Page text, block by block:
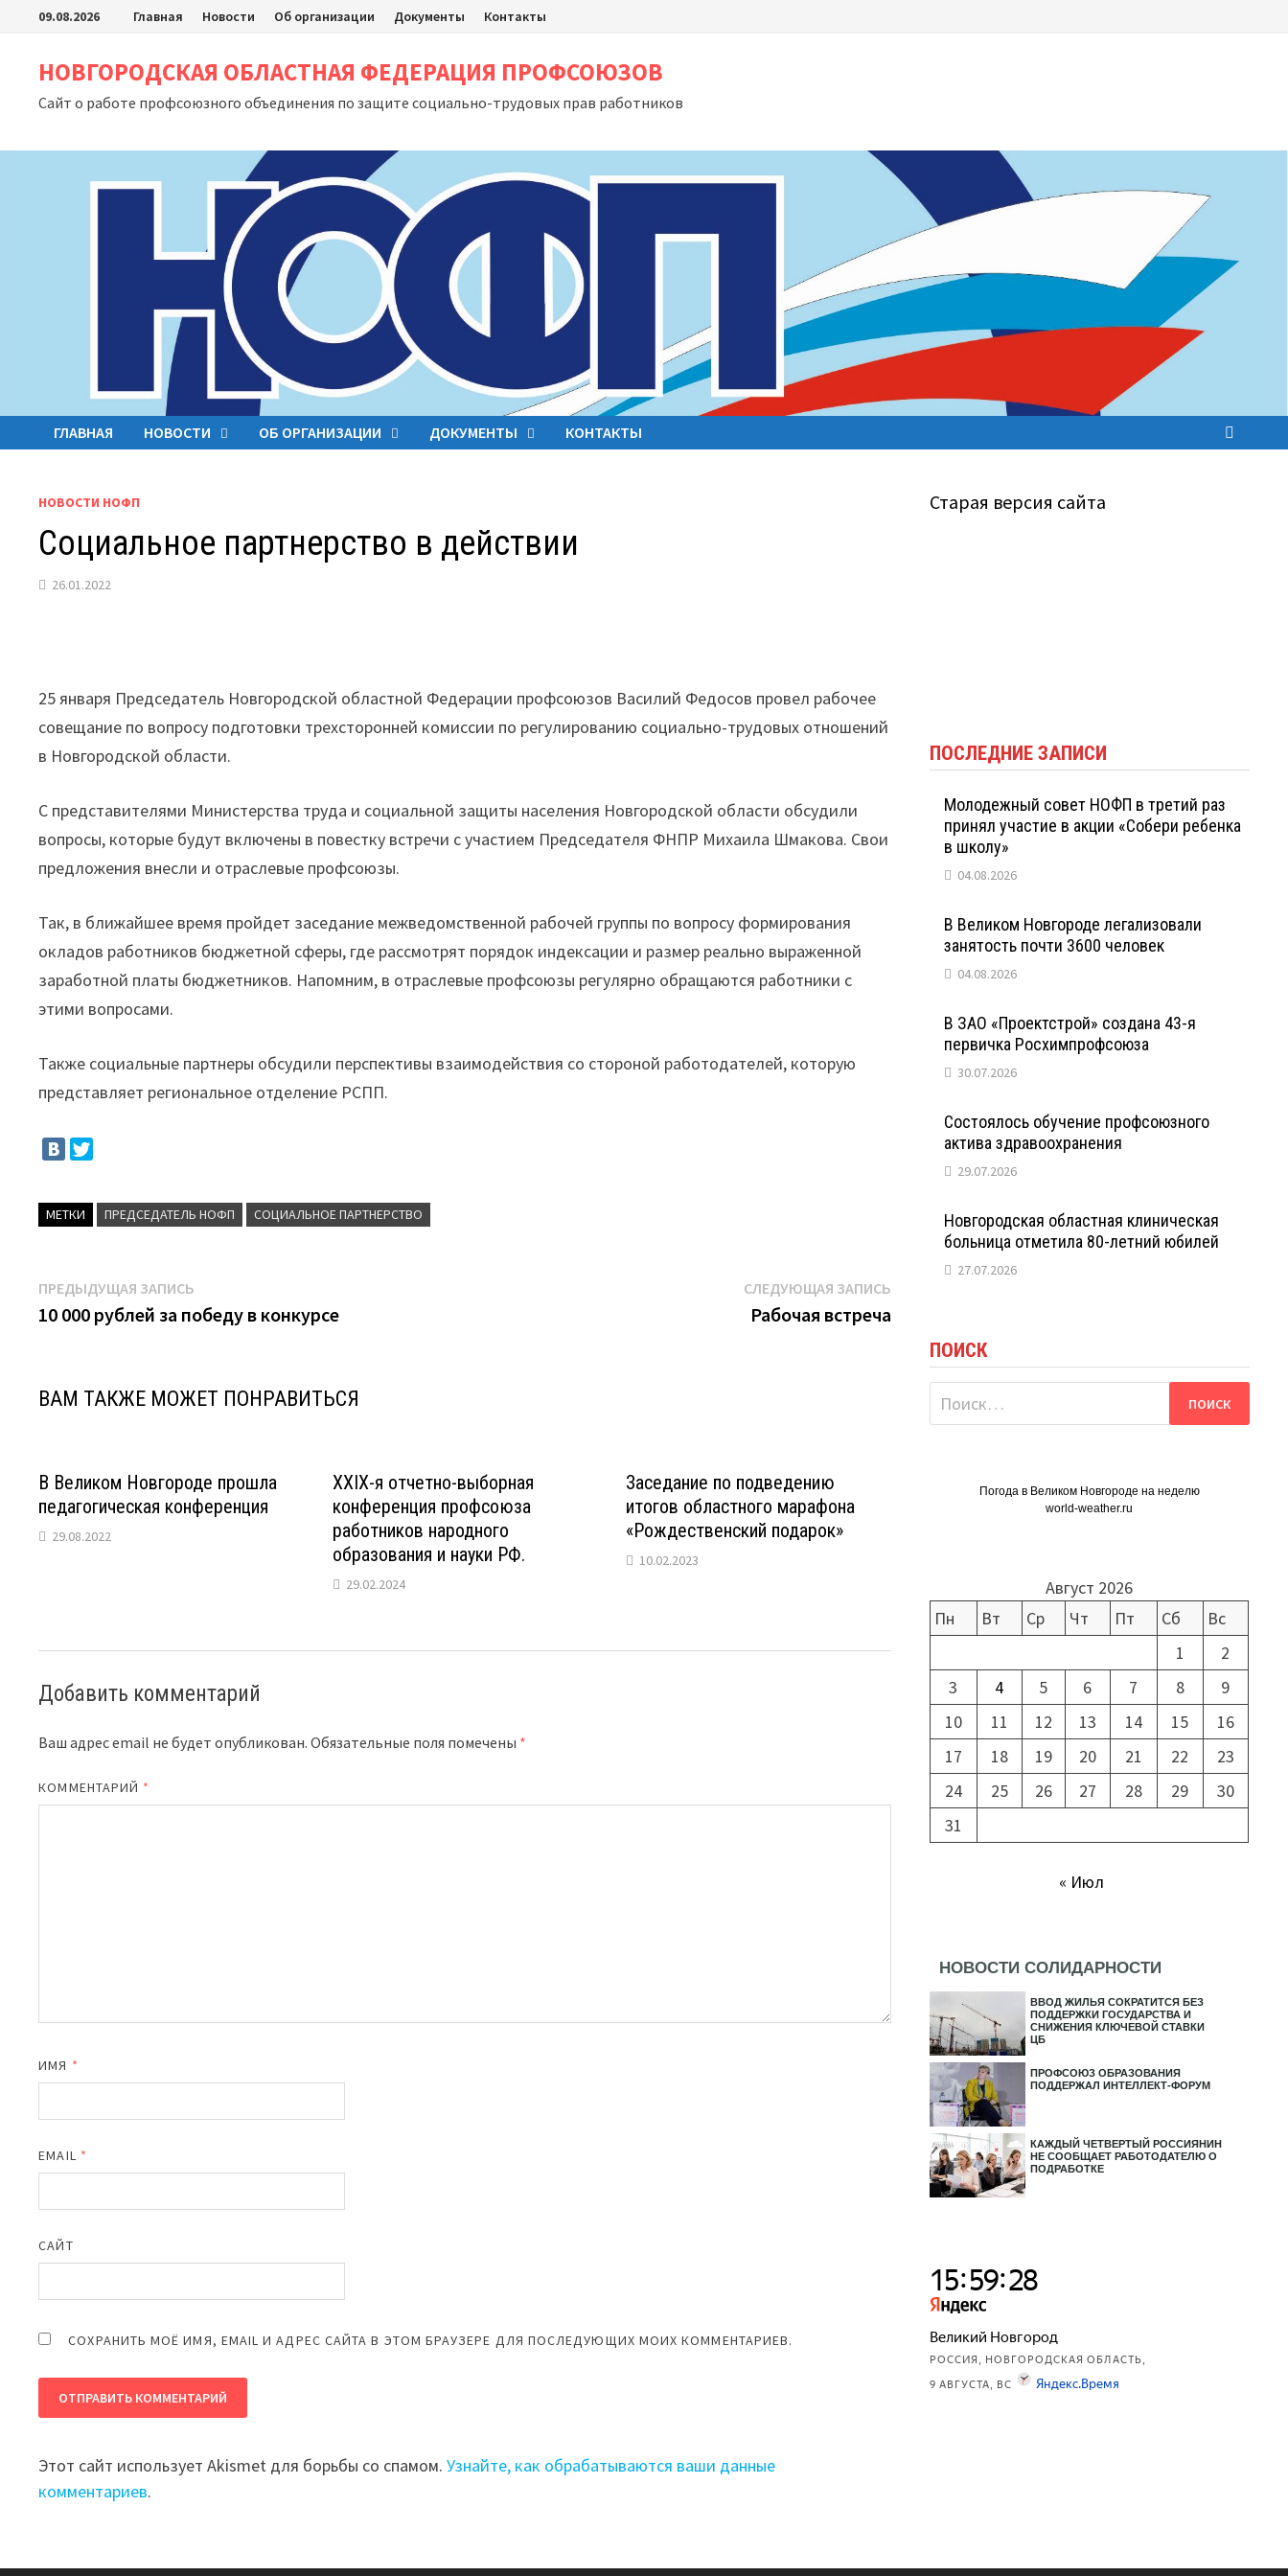
Перейти
содержимому
09.08.2026 Главная Новости Об организации Документы Контакты
НОВГОРОДСКАЯ ОБЛАСТНАЯ ФЕДЕРАЦИЯ ПРОФСОЮЗОВ
Сайт о работе профсоюзного объединения по защите социально-трудовых прав работников
ГЛАВНАЯ НОВОСТИ ОБ ОРГАНИЗАЦИИ ДОКУМЕНТЫ КОНТАКТЫ
НОВОСТИ НОФП
Социальное партнерство в действии
26.01.2022
25 января Председатель Новгородской областной Федерации профсоюзов Василий Федосов провел рабочее
совещание по вопросу подготовки трехсторонней комиссии по регулированию социально-трудовых отношений
в Новгородской области.
С представителями Министерства труда и социальной защиты населения Новгородской области обсудили
вопросы, которые будут включены в повестку встречи с участием Председателя ФНПР Михаила Шмакова. Свои
предложения внесли и отраслевые профсоюзы.
Так, в ближайшее время пройдет заседание межведомственной рабочей группы по вопросу формирования
окладов работников бюджетной сферы, где рассмотрят порядок индексации и размер реально выраженной
заработной платы бюджетников. Напомним, в отраслевые профсоюзы регулярно обращаются работники с
этими вопросами.
Также социальные партнеры обсудили перспективы взаимодействия со стороной работодателей, которую
представляет региональное отделение РСПП.
МЕТКИ ПРЕДСЕДАТЕЛЬ НОФП СОЦИАЛЬНОЕ ПАРТНЕРСТВО
Навигация
по
ПРЕДЫДУЩАЯ ЗАПИСЬ
запись:
10 000 рублей за победу в конкурсе
СЛЕДУЮЩАЯ ЗАПИСЬСледующая
запись:
Рабочая встреча
ВАМ ТАКЖЕ МОЖЕТ ПОНРАВИТЬСЯ
В Великом Новгороде прошла
педагогическая конференция
29.08.2022
XXIX-я отчетно-выборная
конференция профсоюза
работников народного
образования и науки РФ.
29.02.2024
Заседание по подведению
итогов областного марафона
«Рождественский подарок»
10.02.2023
Добавить комментарий
Ваш адрес email не будет опубликован. Обязательные поля помечены *
КОММЕНТАРИЙ *
ИМЯ *
EMAIL *
САЙТ
СОХРАНИТЬ МОЁ ИМЯ, EMAIL И АДРЕС САЙТА В ЭТОМ БРАУЗЕРЕ ДЛЯ ПОСЛЕДУЮЩИХ МОИХ КОММЕНТАРИЕВ.
Этот сайт использует Akismet для борьбы со спамом.Узнайте, как обрабатываются ваши данные
комментариев.
Старая версия сайта
ПОСЛЕДНИЕ ЗАПИСИ
Молодежный совет НОФП в третий раз
принял участие в акции «Собери ребенка
в школу»
04.08.2026
В Великом Новгороде легализовали
занятость почти 3600 человек
04.08.2026
В ЗАО «Проектстрой» создана 43-я
первичка Росхимпрофсоюза
30.07.2026
Состоялось обучение профсоюзного
актива здравоохранения
29.07.2026
Новгородская областная клиническая
больница отметила 80-летний юбилей
27.07.2026
ПОИСК
Найти:
Погода в Великом Новгороде на неделю
world-weather.ru
Август 2026
Пн
Вт Ср Чт Пт Сб
Вс
1
2
3
4 5 6 7 8
9
10
11 12 13 14 15
16
17
18 19 20 21 22
23
24
25 26 27 28 29
30
31
« Июл
НОВОСТИ СОЛИДАРНОСТИ
ВВОД ЖИЛЬЯ СОКРАТИТСЯ БЕЗ
ПОДДЕРЖКИ ГОСУДАРСТВА И
СНИЖЕНИЯ КЛЮЧЕВОЙ СТАВКИ
ЦБ
ПРОФСОЮЗ ОБРАЗОВАНИЯ
ПОДДЕРЖАЛ ИНТЕЛЛЕКТ-ФОРУМ
КАЖДЫЙ ЧЕТВЕРТЫЙ РОССИЯНИН
НЕ СООБЩАЕТ РАБОТОДАТЕЛЮ О
ПОДРАБОТКЕ